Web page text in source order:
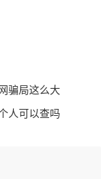
骗局这么大
人可以查吗